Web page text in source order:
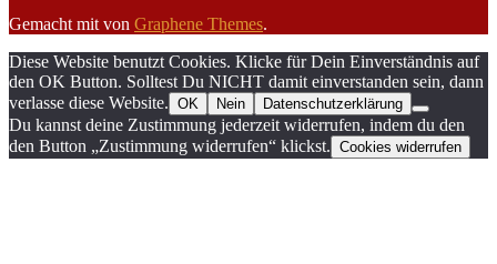
Gemacht mit von Graphene Themes.
Diese Website benutzt Cookies. Klicke für Dein Einverständnis auf
den OK Button. Solltest Du NICHT damit einverstanden sein, dann
verlasse diese Website. OK Nein Datenschutzerklärung
Du kannst deine Zustimmung jederzeit widerrufen, indem du den
den Button „Zustimmung widerrufen“ klickst. Cookies widerrufen